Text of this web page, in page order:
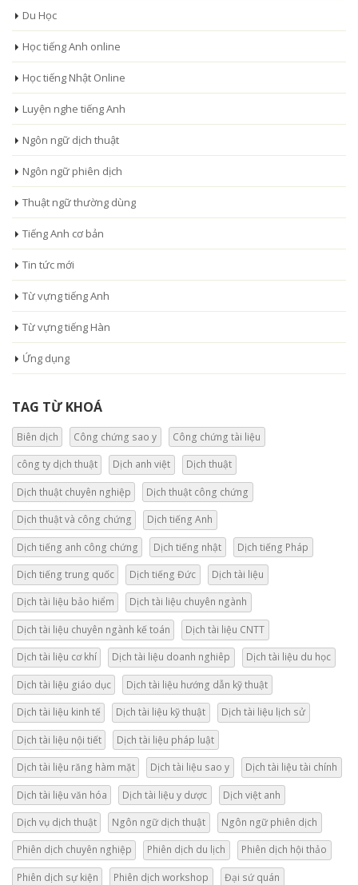
Du Học
Học tiếng Anh online
Học tiếng Nhật Online
Luyện nghe tiếng Anh
Ngôn ngữ dịch thuật
Ngôn ngữ phiên dịch
Thuật ngữ thường dùng
Tiếng Anh cơ bản
Tin tức mới
Từ vựng tiếng Anh
Từ vựng tiếng Hàn
Ứng dụng
TAG TỪ KHOÁ
Biên dịch Công chứng sao y Công chứng tài liệu
công ty dịch thuật Dịch anh việt Dịch thuật
Dịch thuật chuyên nghiệp Dịch thuật công chứng
Dịch thuật và công chứng Dịch tiếng Anh
Dịch tiếng anh công chứng Dịch tiếng nhật Dịch tiếng Pháp
Dịch tiếng trung quốc Dịch tiếng Đức Dịch tài liệu
Dịch tài liệu bảo hiểm Dịch tài liệu chuyên ngành
Dịch tài liệu chuyên ngành kế toán Dịch tài liệu CNTT
Dịch tài liệu cơ khí Dịch tài liệu doanh nghiêp Dịch tài liệu du học
Dịch tài liệu giáo dục Dịch tài liệu hướng dẫn kỹ thuật
Dịch tài liệu kinh tế Dịch tài liệu kỹ thuật Dịch tài liệu lịch sử
Dịch tài liệu nội tiết Dịch tài liệu pháp luật
Dịch tài liệu răng hàm mặt Dịch tài liệu sao y Dịch tài liệu tài chính
Dịch tài liệu văn hóa Dịch tài liệu y dược Dịch việt anh
Dịch vụ dịch thuật Ngôn ngữ dịch thuật Ngôn ngữ phiên dịch
Phiên dịch chuyên nghiệp Phiên dịch du lịch Phiên dịch hội thảo
Phiên dịch sự kiện Phiên dịch workshop Đại sứ quán